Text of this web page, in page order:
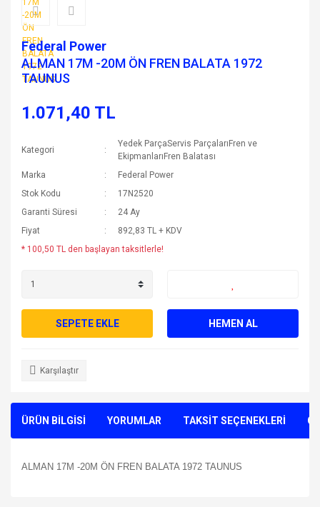
Federal Power
ALMAN 17M -20M ÖN FREN BALATA 1972
TAUNUS
1.071,40 TL
Kategori
Yedek ParçaServis ParçalarıFren ve
EkipmanlarıFren Balatası
Marka
Federal Power
Stok Kodu
17N2520
Garanti Süresi
24 Ay
Fiyat
892,83 TL + KDV
* 100,50 TL den başlayan taksitlerle!
SEPETE EKLE HEMEN AL
Karşılaştır
ÜRÜN BİLGİSİ YORUMLAR TAKSİT SEÇENEKLERİ
ALMAN 17M -20M ÖN FREN BALATA 1972 TAUNUS